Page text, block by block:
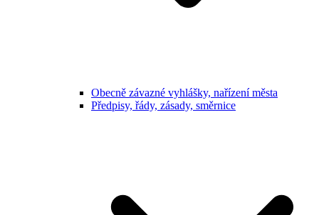
Obecně závazné vyhlášky, nařízení města
Předpisy, řády, zásady, směrnice